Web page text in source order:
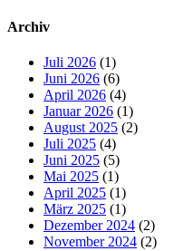
Archiv
Juli 2026 (1)
Juni 2026 (6)
April 2026 (4)
Januar 2026 (1)
August 2025 (2)
Juli 2025 (4)
Juni 2025 (5)
Mai 2025 (1)
April 2025 (1)
März 2025 (1)
Dezember 2024 (2)
November 2024 (2)